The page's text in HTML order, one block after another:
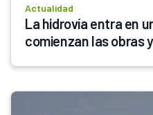
Actualidad
La hidrovía entra en
comienzan las obras